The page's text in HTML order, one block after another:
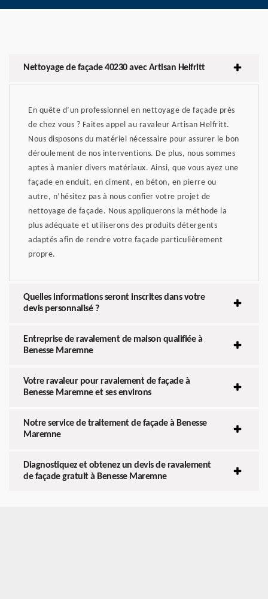
Nettoyage de façade 40230 avec Artisan Helfritt
En quête d’un professionnel en nettoyage de façade près
de chez vous ? Faites appel au ravaleur Artisan Helfritt.
Nous disposons du matériel nécessaire pour assurer le bon
déroulement de nos interventions. De plus, nous sommes
aptes à manier divers matériaux. Ainsi, que vous ayez une
façade en enduit, en ciment, en béton, en pierre ou
autre, n’hésitez pas à nous confier votre projet de
nettoyage de façade. Nous appliquerons la méthode la
plus adéquate et utiliserons des produits détergents
adaptés afin de rendre votre façade particulièrement
propre.
Quelles informations seront inscrites dans votre
devis personnalisé ?
Entreprise de ravalement de maison qualifiée à
Benesse Maremne
Votre ravaleur pour ravalement de façade à
Benesse Maremne et ses environs
Notre service de traitement de façade à Benesse
Maremne
Diagnostiquez et obtenez un devis de ravalement
de façade gratuit à Benesse Maremne